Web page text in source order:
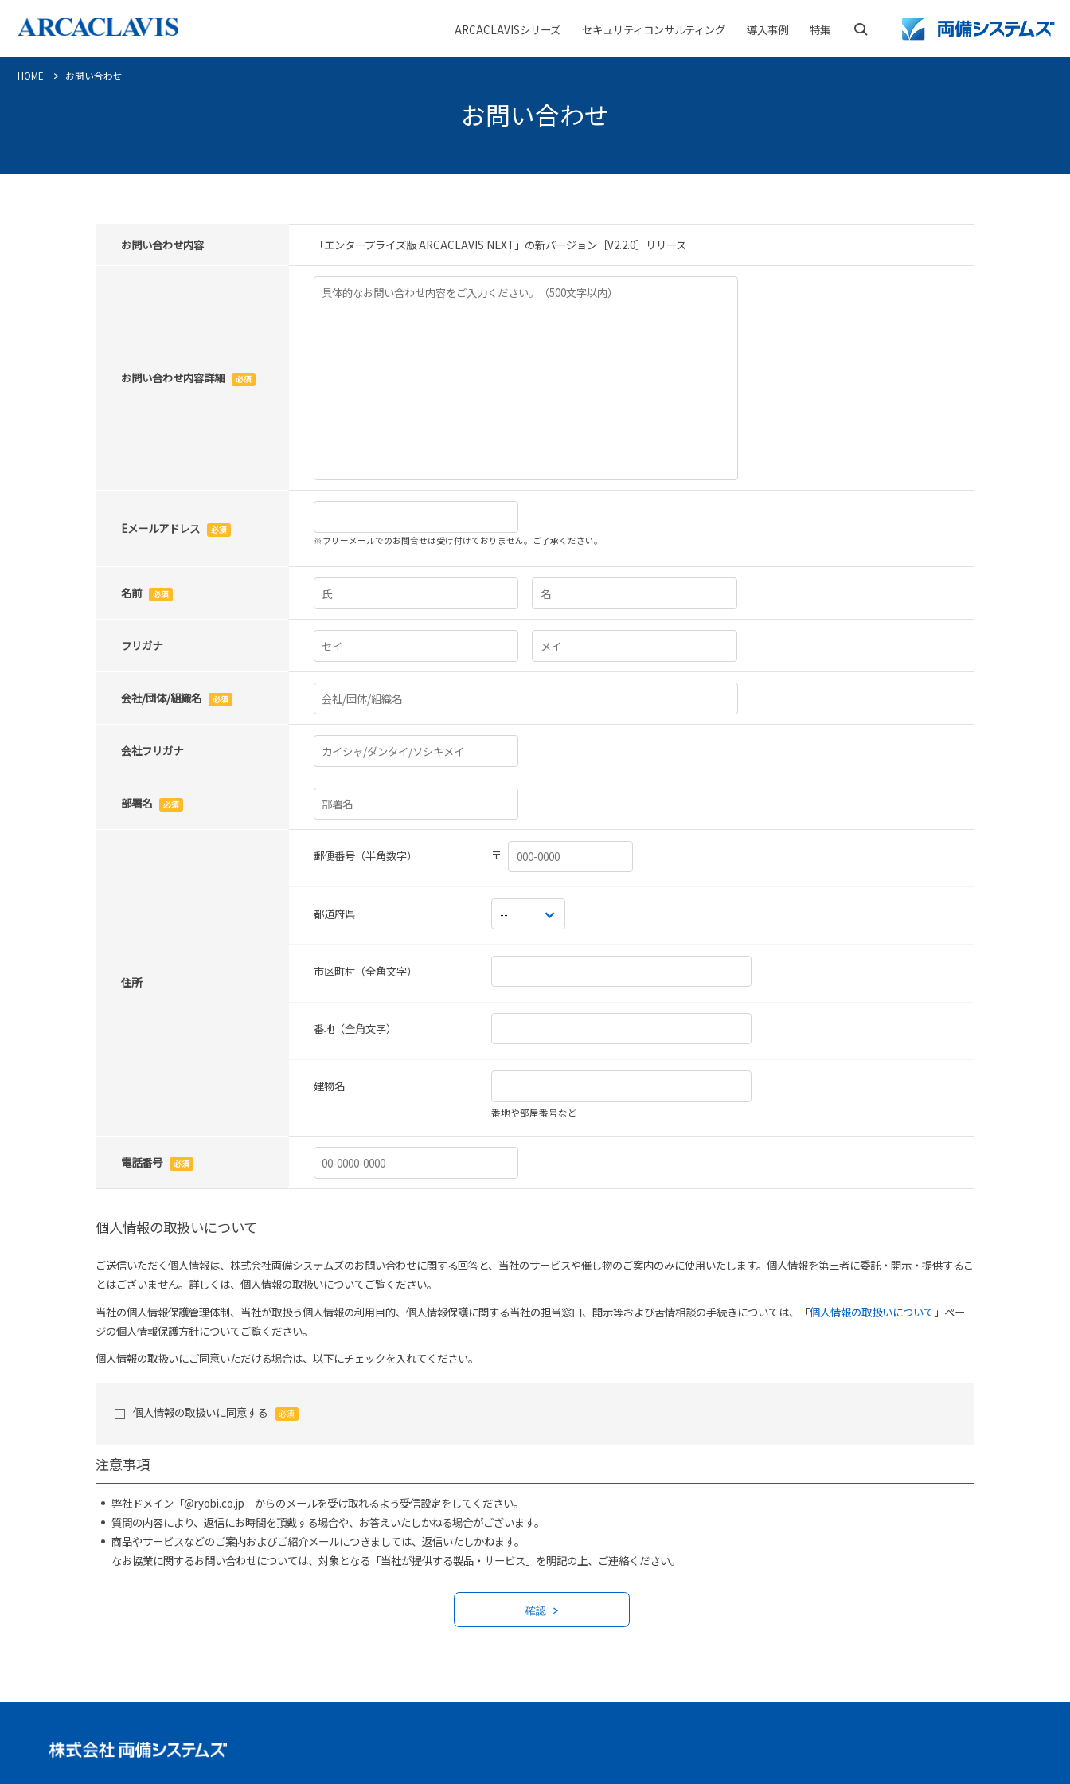
ニ
ARCACLAVISシリーズ セキュリティコンサルティング 導入事例 特集
HOME お問い合わせ
お問い合わせ
お問い合わせ内容 「エンタープライズ版 ARCACLAVIS NEXT」の新バージョン［V2.2.0］リリース
お問い合わせ内容詳細 必須
Eメールアドレス 必須
※フリーメールでのお問合せは受け付けておりません。ご了承ください。
名前 必須
フリガナ
会社/団体/組織名 必須
会社フリガナ
部署名 必須
住所
郵便番号（半角数字） 〒
都道府県
市区町村（全角文字）
番地（全角文字）
建物名
番地や部屋番号など
電話番号 必須
個人情報の取扱いについて
ご送信いただく個人情報は、株式会社両備システムズのお問い合わせに関する回答と、当社のサービスや催し物のご案内のみに使用いたします。個人情報を第三者に委託・開示・提供するこ
とはございません。詳しくは、個人情報の取扱いについてご覧ください。
当社の個人情報保護管理体制、当社が取扱う個人情報の利用目的、個人情報保護に関する当社の担当窓口、開示等および苦情相談の手続きについては、「個人情報の取扱いについて 」ペー
ジの個人情報保護方針についてご覧ください。
個人情報の取扱いにご同意いただける場合は、以下にチェックを入れてください。
個人情報の取扱いに同意する 必須
注意事項
弊社ドメイン「@ryobi.co.jp」からのメールを受け取れるよう受信設定をしてください。
質問の内容により、返信にお時間を頂戴する場合や、お答えいたしかねる場合がございます。
商品やサービスなどのご案内およびご紹介メールにつきましては、返信いたしかねます。
なお協業に関するお問い合わせについては、対象となる「当社が提供する製品・サービス」を明記の上、ご連絡ください。
確認